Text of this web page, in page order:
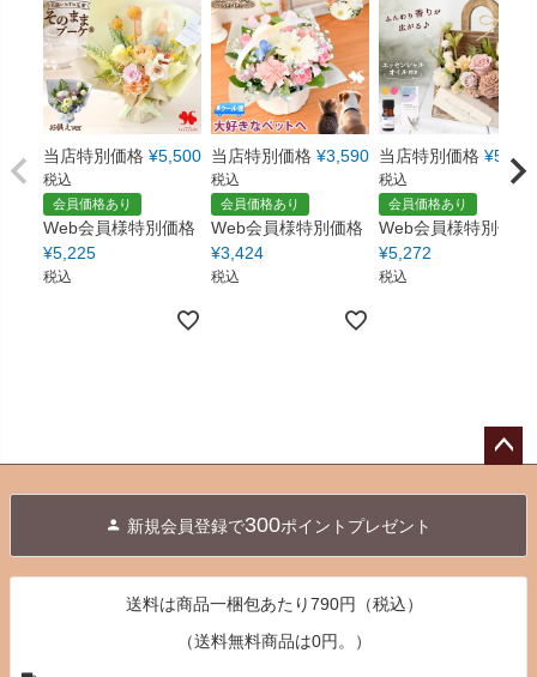
当店特別価格 ¥5,500
税込
会員価格あり
Web会員様特別価格
¥5,225
税込
当店特別価格 ¥3,590
税込
会員価格あり
Web会員様特別価格
¥3,424
税込
当店特別価格 ¥5,550
税込
会員価格あり
Web会員様特別価格
¥5,272
税込
へ
新規会員登録で300ポイントプレゼント
送料は商品一梱包あたり790円（税込）
（送料無料商品は0円。）